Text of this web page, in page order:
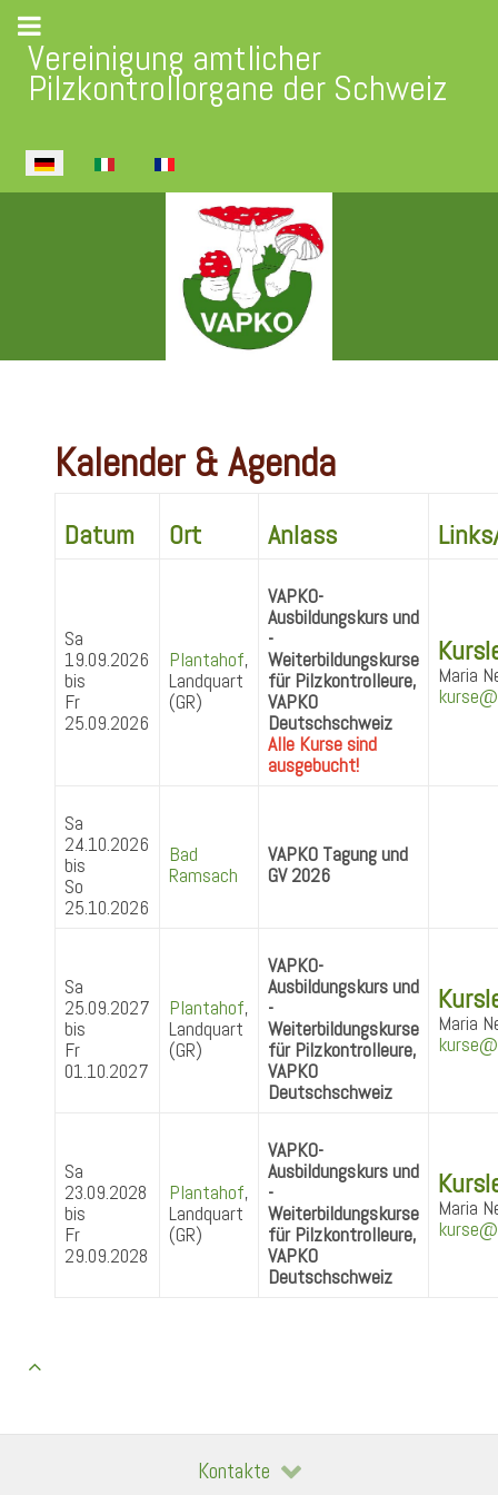
Vereinigung amtlicher
Pilzkontrollorgane der Schweiz
Sprache auswählen
Kalender & Agenda
Datum Ort Anlass
Sa
19.09.2026
bis
Fr
25.09.2026
Plantahof,
Landquart
(GR)
VAPKO-
Ausbildungskurs und
-
Weiterbildungskurse
für Pilzkontrolleure,
VAPKO
Deutschschweiz
Alle Kurse sind
ausgebucht!
Maria
Sa
24.10.2026
bis
So
25.10.2026
Bad
Ramsach
VAPKO Tagung und
GV 2026
Sa
25.09.2027
bis
Fr
01.10.2027
Plantahof,
Landquart
(GR)
VAPKO-
Ausbildungskurs und
-
Weiterbildungskurse
für Pilzkontrolleure,
VAPKO
Deutschschweiz
Maria
Sa
23.09.2028
bis
Fr
29.09.2028
Plantahof,
Landquart
(GR)
VAPKO-
Ausbildungskurs und
-
Weiterbildungskurse
für Pilzkontrolleure,
VAPKO
Deutschschweiz
Maria
Kontakte